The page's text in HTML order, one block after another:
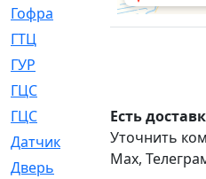
Гофра
[86]
ГТЦ
ГУР
ГЦC
ГЦС
[74]
Датчик
[969]
Дверь
[249]
Есть
Уточнить
Max,